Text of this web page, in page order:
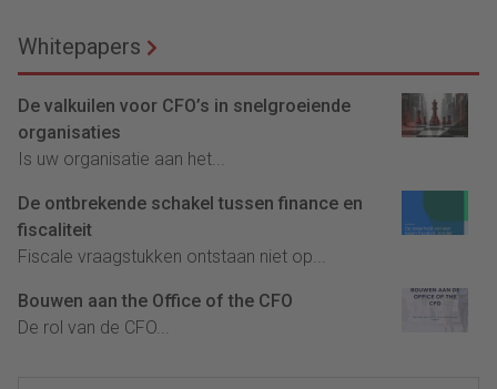
Whitepapers
De valkuilen voor CFO’s in snelgroeiende
organisaties
Is uw organisatie aan het...
De ontbrekende schakel tussen finance en
fiscaliteit
Fiscale vraagstukken ontstaan niet op...
Bouwen aan the Office of the CFO
De rol van de CFO...